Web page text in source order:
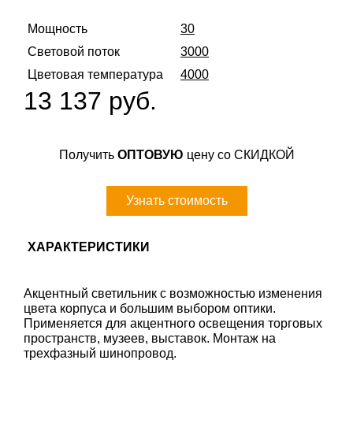
Мощность
30
Световой поток
3000
Цветовая температура
4000
13 137 руб.
Получить ОПТОВУЮ цену со СКИДКОЙ
Узнать стоимость
ХАРАКТЕРИСТИКИ
Акцентный светильник с возможностью изменения
цвета корпуса и большим выбором оптики.
Применяется для акцентного освещения торговых
пространств, музеев, выставок. Монтаж на
трехфазный шинопровод.